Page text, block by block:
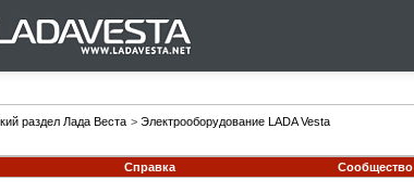
раздел Лада Веста > Электрооборудование LADA Vesta
Справка Сообщество